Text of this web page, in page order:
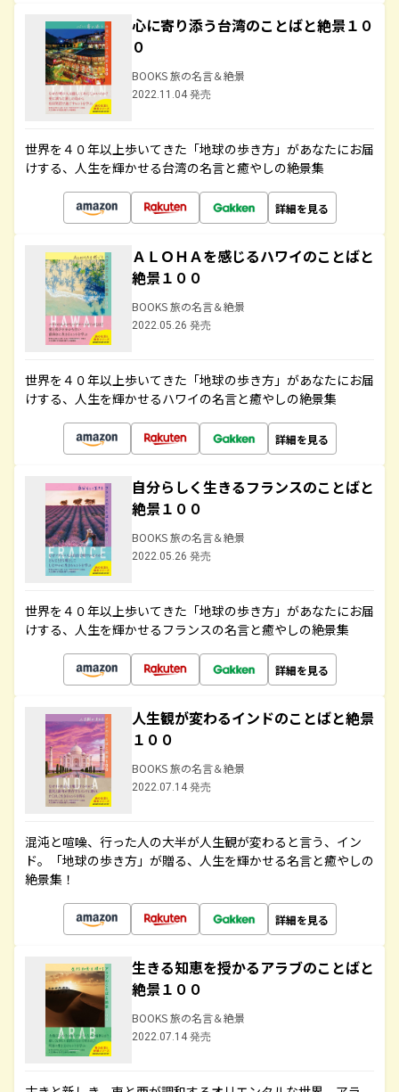
心に寄り添う台湾のことばと絶景１０
０
BOOKS 旅の名言＆絶景
2022.11.04 発売
世界を４０年以上歩いてきた「地球の歩き方」があなたにお届
けする、人生を輝かせる台湾の名言と癒やしの絶景集
詳細を見る
ＡＬＯＨＡを感じるハワイのことばと
絶景１００
BOOKS 旅の名言＆絶景
2022.05.26 発売
世界を４０年以上歩いてきた「地球の歩き方」があなたにお届
けする、人生を輝かせるハワイの名言と癒やしの絶景集
詳細を見る
自分らしく生きるフランスのことばと
絶景１００
BOOKS 旅の名言＆絶景
2022.05.26 発売
世界を４０年以上歩いてきた「地球の歩き方」があなたにお届
けする、人生を輝かせるフランスの名言と癒やしの絶景集
詳細を見る
人生観が変わるインドのことばと絶景
１００
BOOKS 旅の名言＆絶景
2022.07.14 発売
混沌と喧噪、行った人の大半が人生観が変わると言う、イン
ド。「地球の歩き方」が贈る、人生を輝かせる名言と癒やしの
絶景集！
詳細を見る
生きる知恵を授かるアラブのことばと
絶景１００
BOOKS 旅の名言＆絶景
2022.07.14 発売